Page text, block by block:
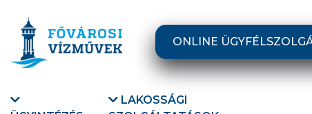
ONLINE
LAKOSSÁGI